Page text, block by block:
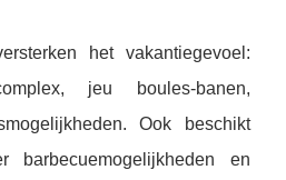
het vakantiegevoel:
jeu boules-banen,
Ook beschikt
barbecuemogelijkheden en